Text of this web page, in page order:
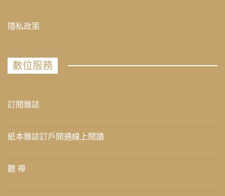
隱私政策
數位服務
訂閱雜誌
紙本雜誌訂戶開通線上閱讀
聽 禪